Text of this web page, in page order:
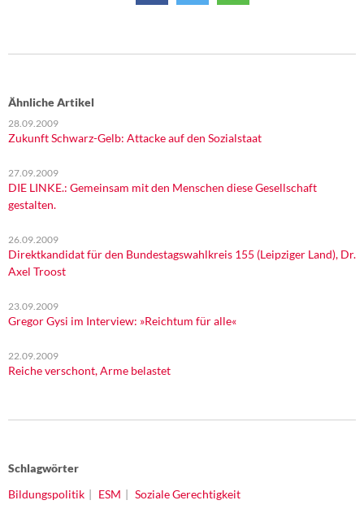
Ähnliche Artikel
28.09.2009
Zukunft Schwarz-Gelb: Attacke auf den Sozialstaat
27.09.2009
DIE LINKE.: Gemeinsam mit den Menschen diese Gesellschaft
gestalten.
26.09.2009
Direktkandidat für den Bundestagswahlkreis 155 (Leipziger Land), Dr.
Axel Troost
23.09.2009
Gregor Gysi im Interview: »Reichtum für alle«
22.09.2009
Reiche verschont, Arme belastet
Schlagwörter
Bildungspolitik
ESM Soziale Gerechtigkeit